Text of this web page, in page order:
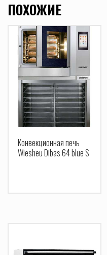
ПОХОЖИЕ
Конвекционная печь
Wiesheu Dibas 64 blue S